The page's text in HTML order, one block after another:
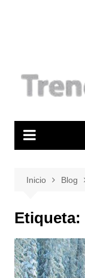
Inicio Blog
Etiqueta: